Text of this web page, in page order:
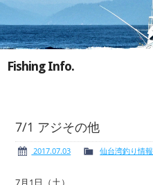
特選情報
Fishing Info.
7/1 アジその他
2017.07.03 仙台湾釣り情報
7月1日（土）